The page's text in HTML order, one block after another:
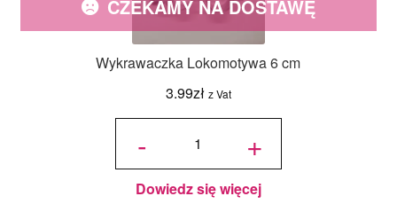
Wykrawaczka Lokomotywa 6 cm
3.99zł z Vat
CZEKAMY NA DOSTAWĘ
-
ilość
Lokomotywa
6 cm +
Dowiedz się więcej